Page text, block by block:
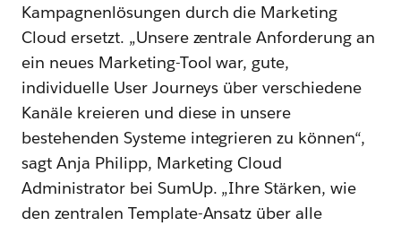
Kampagnenlösungen durch die Marketing
Cloud ersetzt. „Unsere zentrale Anforderung an
ein neues Marketing-Tool war, gute,
individuelle User Journeys über verschiedene
Kanäle kreieren und diese in unsere
bestehenden Systeme integrieren zu können“,
sagt Anja Philipp, Marketing Cloud
Administrator bei SumUp. „Ihre Stärken, wie
den zentralen Template-Ansatz über alle